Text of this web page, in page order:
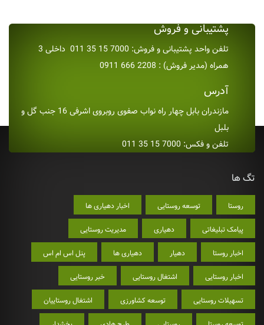
پشتیبانی و فروش
تلفن واحد پشتیبانی و فروش: 7000 15 35 011 داخلی 3
همراه (مدیر فروش) : 2208 666 0911
آدرس
مازندران بابل چهار راه نواب صفوی روبروی اشرفی 16 جنب گل و
بلبل
تلفن و فکس: 7000 15 35 011
تگ ها
روستا توسعه روستایی اخبار دهیاری ها
پیامک تبلیغاتی دهیاری مدیریت روستایی
اخبار روستا دهیار دهیاری ها پنل اس ام اس
اخبار روستایی اشتغال روستایی خبر روستایی
تسهیلات روستایی توسعه کشاورزی اشتغال روستاییان